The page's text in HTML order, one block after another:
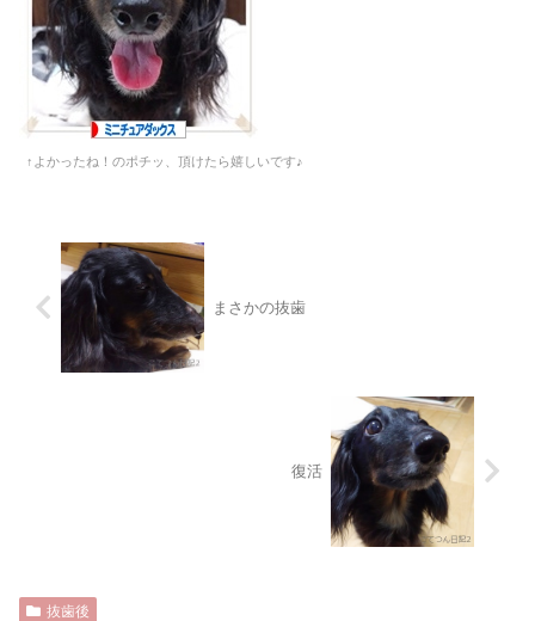
↑よかったね！のポチッ、頂けたら嬉しいです♪
まさかの抜歯
復活
抜歯後